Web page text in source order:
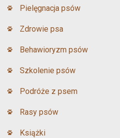
Pielęgnacja psów
Zdrowie psa
Behawioryzm psów
Szkolenie psów
Podróże z psem
Rasy psów
Książki